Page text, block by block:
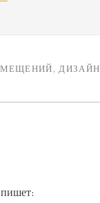
ДИЗАЙН
пишет: